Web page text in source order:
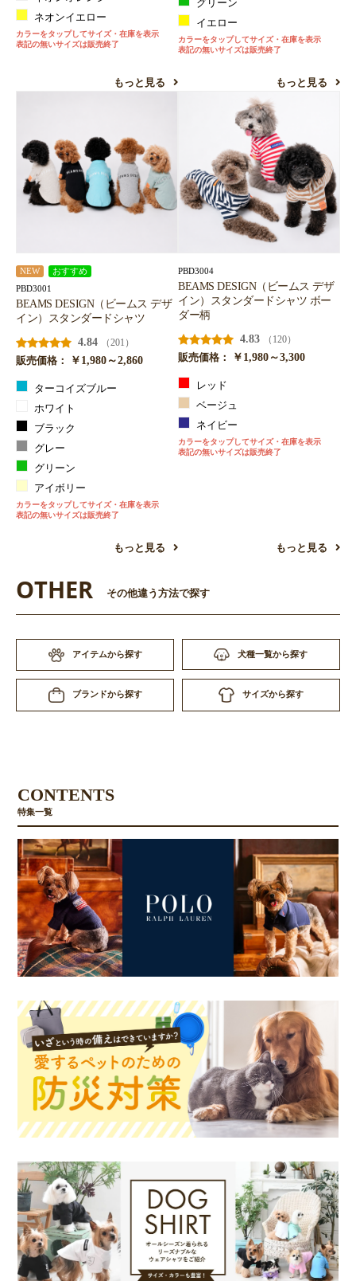
ネオンイエロー
カラーをタップしてサイズ・在庫を表示
表記の無いサイズは販売終了
もっと見る
グリーン
イエロー
カラーをタップしてサイズ・在庫を表示
表記の無いサイズは販売終了
もっと見る
NEW おすすめ
PBD3001
BEAMS DESIGN（ビームス デザ
イン）スタンダードシャツ
4.84
（201）
販売価格：
￥1,980～2,860
ターコイズブルー
ホワイト
ブラック
グレー
グリーン
アイボリー
カラーをタップしてサイズ・在庫を表示
表記の無いサイズは販売終了
もっと見る
PBD3004
BEAMS DESIGN（ビームス デザ
イン）スタンダードシャツ ボー
ダー柄
4.83
（120）
販売価格：
￥1,980～3,300
レッド
ベージュ
ネイビー
カラーをタップしてサイズ・在庫を表示
表記の無いサイズは販売終了
もっと見る
OTHER その他違う方法で探す
アイテムから探す 犬種一覧から探す
ブランドから探す サイズから探す
CONTENTS
特集一覧